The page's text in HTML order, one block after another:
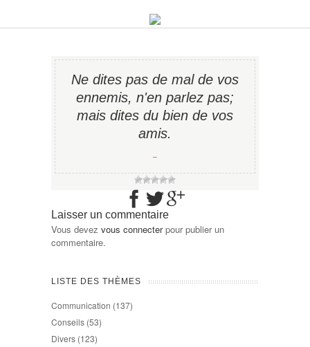
Ne dites pas de mal de vos
ennemis, n'en parlez pas;
mais dites du bien de vos
amis.
−
Laisser un commentaire
Vous devez vous connecterpour publier un
commentaire.
LISTE DES THÈMES
Communication (137)
Conseils (53)
Divers (123)